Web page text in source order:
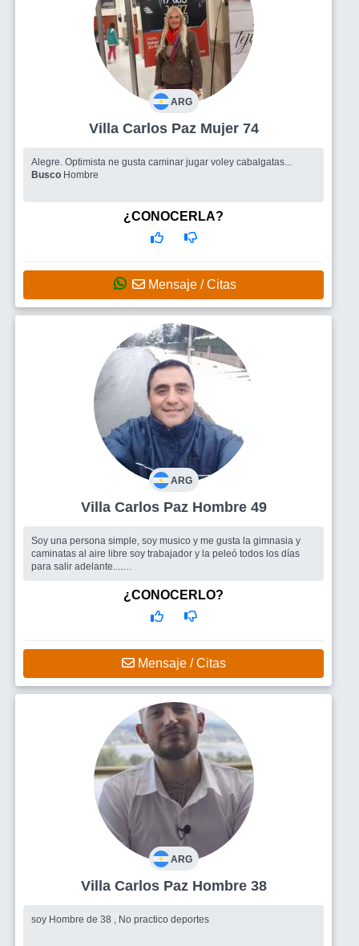
ARG
Villa Carlos Paz Mujer 74
Alegre. Optimista ne gusta caminar jugar voley cabalgatas...
Busco Hombre
¿CONOCERLA?
Mensaje / Citas
ARG
Villa Carlos Paz Hombre 49
Soy una persona simple, soy musico y me gusta la gimnasia y
caminatas al aire libre soy trabajador y la peleó todos los días
para salir adelante....
juntos las cosas simples y acompañarnos en todo.
¿CONOCERLO?
Mensaje / Citas
ARG
Villa Carlos Paz Hombre 38
soy Hombre de 38 , No practico deportes